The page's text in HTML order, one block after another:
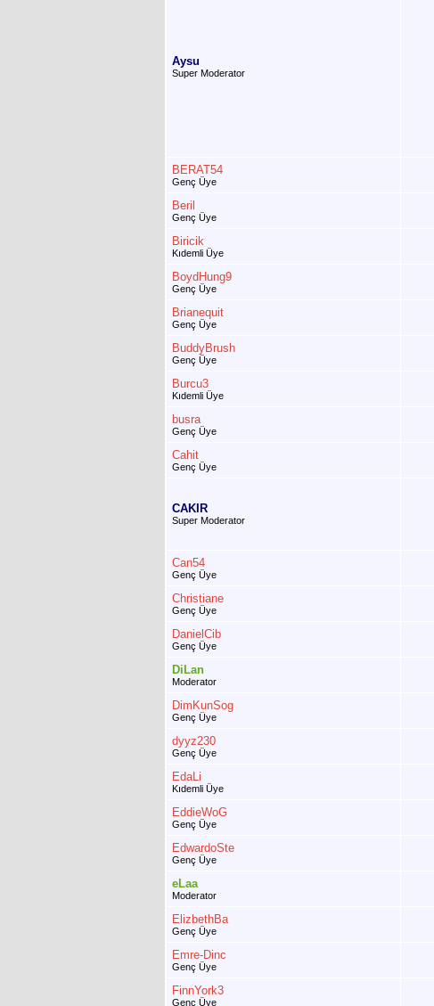
Aysu
Super Moderator
BERAT54
Genç Üye
Beril
Genç Üye
Biricik
Kıdemli Üye
BoydHung9
Genç Üye
Brianequit
Genç Üye
BuddyBrush
Genç Üye
Burcu3
Kıdemli Üye
busra
Genç Üye
Cahit
Genç Üye
CAKIR
Super Moderator
Can54
Genç Üye
Christiane
Genç Üye
DanielCib
Genç Üye
DiLan
Moderator
DimKunSog
Genç Üye
dyyz230
Genç Üye
EdaLi
Kıdemli Üye
EddieWoG
Genç Üye
EdwardoSte
Genç Üye
eLaa
Moderator
ElizbethBa
Genç Üye
Emre-Dinc
Genç Üye
FinnYork3
Genç Üye